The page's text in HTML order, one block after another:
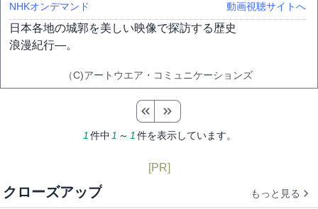
NHKオンデマンド 動画視聴サイトへ
日本各地の城郭を美しい映像で探訪する歴史
浪漫紀行―。
（C)アートウエア・コミュニケーションズ
1 件中 1 ～ 1 件を表示しています。
[PR]
クローズアップ もっと見る